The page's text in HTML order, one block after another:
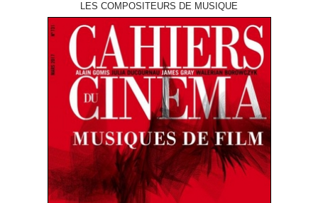
LES COMPOSITEURS DE MUSIQUE